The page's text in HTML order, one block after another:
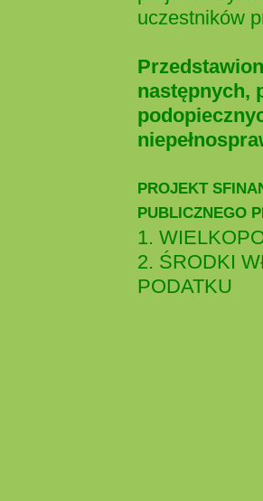
uczestników
następnych,
PROJEKT
PUBLICZNEGO
1.
2. ŚRODKI
PODATKU